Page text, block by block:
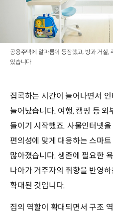
공용주택에 알파룸이 등장했고, 방과 거실,
있습니다
집콕하는 시간이 늘어나면서
늘어났습니다. 여행, 캠핑 등
들이기 시작했죠. 사물인터넷
편의성에 맞게 대응하는 스마
많아졌습니다. 생존에 필요한
나아가 거주자의 취향을 반영
확대된 것입니다.
집의 역할이 확대되면서 구조